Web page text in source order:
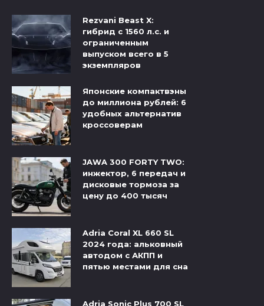
Rezvani Beast X:
гибрид с 1560 л.с. и
ограниченным
выпуском всего в 5
экземпляров
Японские компактвэны
до миллиона рублей: 6
удобных альтернатив
кроссоверам
JAWA 300 FORTY TWO:
инжектор, 6 передач и
дисковые тормоза за
цену до 400 тысяч
Adria Coral XL 660 SL
2024 года: альковный
автодом с АКПП и
пятью местами для сна
Adria Sonic Plus 700 SL